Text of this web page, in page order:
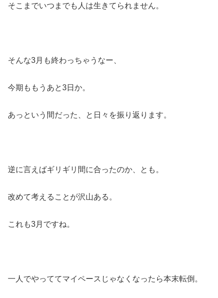
そこまでいつまでも人は生きてられません。
そんな3月も終わっちゃうなー、
今期ももうあと3日か。
あっという間だった、と日々を振り返ります。
逆に言えばギリギリ間に合ったのか、とも。
改めて考えることが沢山ある。
これも3月ですね。
一人でやっててマイペースじゃなくなったら本末転倒。